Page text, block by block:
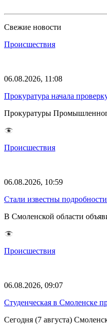
Свежие новости
Происшествия
06.08.2026, 11:08
Прокуратура начала
Прокуратуры
Происшествия
06.08.2026, 10:59
Стали известны
В Смоленской области
Происшествия
06.08.2026, 09:07
Студенческая в Смоленске
Сегодня (7 августа)